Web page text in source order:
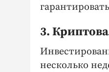
3.
несколько